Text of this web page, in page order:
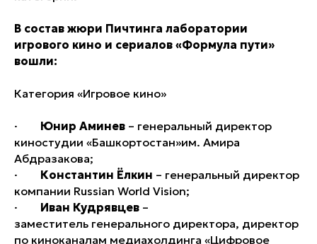
В состав жюри Пичтинга лаборатории
игрового кино и сериалов «Формула пути»
вошли:
Категория «Игровое кино»
· Юнир Аминев – генеральный директор
киностудии «Башкортостан»им. Амира
Абдразакова;
· Константин Ёлкин – генеральный директор
компании Russian World Vision;
· Иван Кудрявцев –
заместитель генерального директора, директор
по киноканалам медиахолдинга «Цифровое